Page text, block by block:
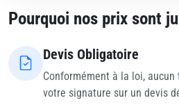
Pourquoi nos prix sont
Devis Obligatoire
Conformément à la loi,
votre signature sur un devis